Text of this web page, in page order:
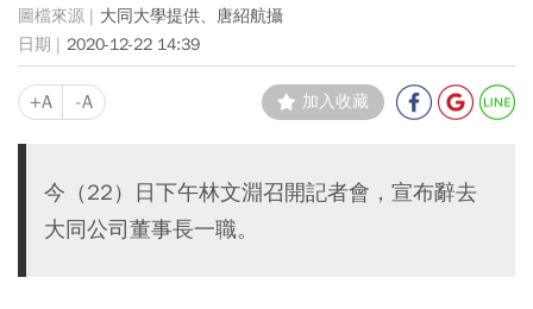
大同大學提供、唐紹航攝
2020-12-22 14:39
+A -A 加入收藏
今（22）日下午林文淵召開記者會，宣布辭去
大同公司董事長一職。